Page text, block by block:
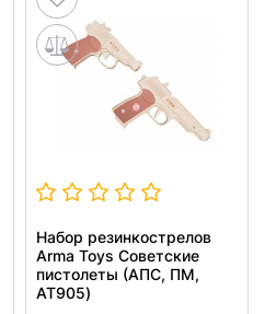
Набор резинкострелов
Arma Toys Советские
пистолеты (АПС, ПМ,
AT905)